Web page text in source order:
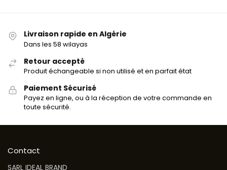
Livraison rapide en Algérie
Dans les 58 wilayas
Retour accepté
Produit échangeable si non utilisé et en parfait état
Paiement Sécurisé
Payez en ligne, ou à la réception de votre commande en
toute sécurité.
Contact
SARL IDEAL BRAND